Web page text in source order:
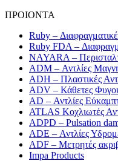
ΠΡΟΙΟΝΤΑ
Ruby –
Ruby FDA –
NAYARA –
ADM – Αντλίες
ADH – Πλαστικές
ADV – Κάθετες
AD – Αντλίες
ATLAS Κοχλιωτές
ADPD – Pulsation
ADE – Αντλίες
ADF – Μετρητές
Impa Products